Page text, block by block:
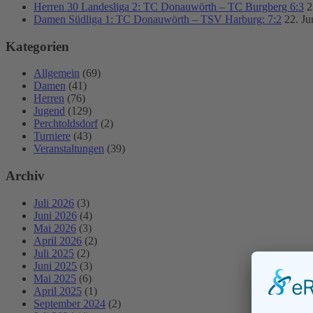
Herren 30 Landesliga 2: TC Donauwörth – TC Burgberg 6:3
Damen Südliga 1: TC Donauwörth – TSV Harburg: 7:2 22.
Kategorien
Allgemein (69)
Damen (41)
Herren (76)
Jugend (129)
Perchtoldsdorf (2)
Turniere (43)
Veranstaltungen (39)
Archiv
Juli 2026 (3)
Juni 2026 (4)
Mai 2026 (3)
April 2026 (2)
Juli 2025 (2)
Juni 2025 (3)
Mai 2025 (6)
April 2025 (1)
September 2024 (2)